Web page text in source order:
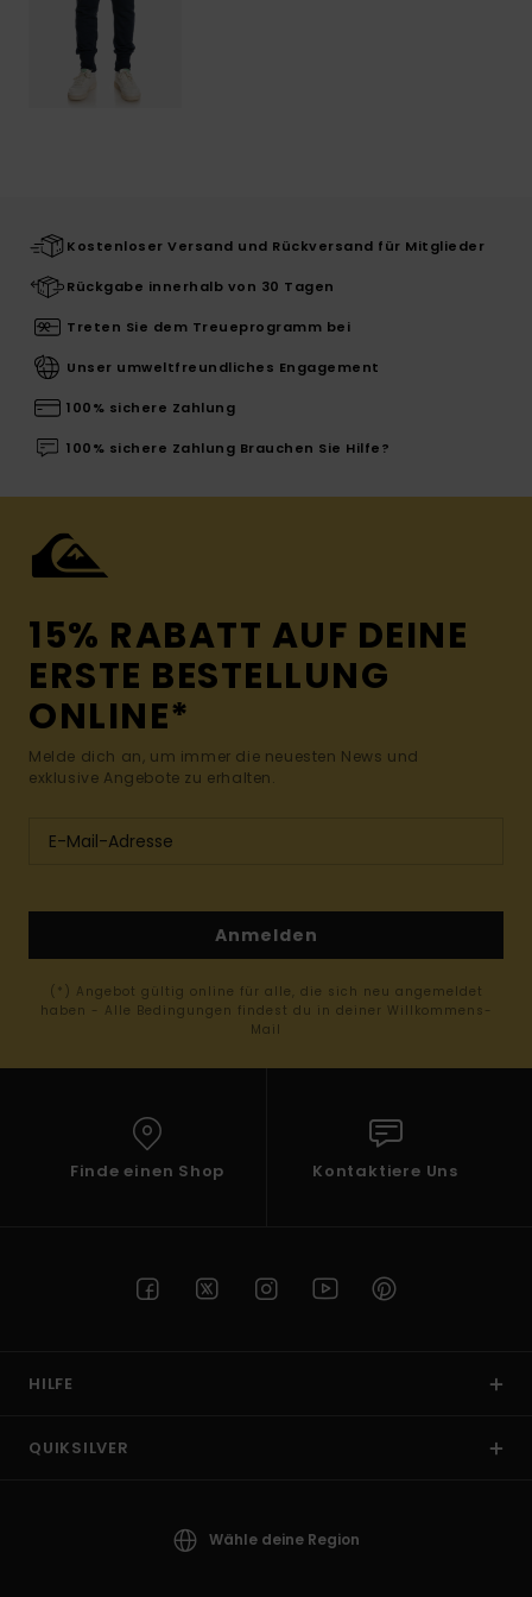
Kostenloser Versand und Rückversand für Mitglieder
Rückgabe innerhalb von 30 Tagen
Treten Sie dem Treueprogramm bei
Unser umweltfreundliches Engagement
100% sichere Zahlung
100% sichere Zahlung Brauchen Sie Hilfe?
15% RABATT AUF DEINE
ERSTE BESTELLUNG
ONLINE*
Melde dich an, um immer die neuesten News und
exklusive Angebote zu erhalten.
Anmelden
(*) Angebot gültig online für alle, die sich neu angemeldet
haben - Alle Bedingungen findest du in deiner Willkommens-
Mail
Finde einen Shop Kontaktiere Uns
HILFE
QUIKSILVER
Wähle deine Region